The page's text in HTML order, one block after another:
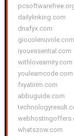
dailylinking.com
dnafyx.com
giocolenuvole.com
iyouessential.com
withloveamity.com
youlearncode.com
fxyatirim.com
abbuguide.com
whatszow.com